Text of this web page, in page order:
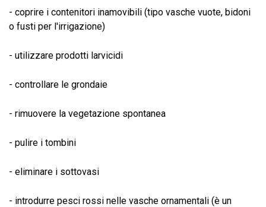
- coprire i contenitori inamovibili (tipo vasche vuote, bidoni
o fusti per l'irrigazione)
- utilizzare prodotti larvicidi
- controllare le grondaie
- rimuovere la vegetazione spontanea
- pulire i tombini
- eliminare i sottovasi
- introdurre pesci rossi nelle vasche ornamentali (è un